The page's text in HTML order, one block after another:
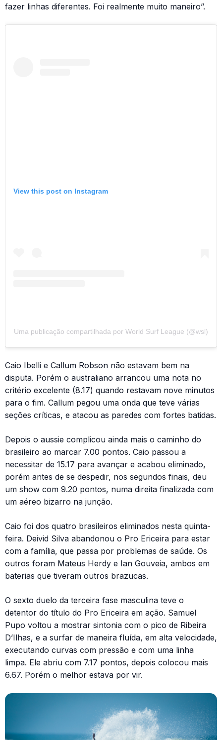
fazer linhas diferentes. Foi realmente muito maneiro”.
View this post on Instagram
Uma publicação compartilhada por World Surf League (@wsl)
Caio Ibelli e Callum Robson não estavam bem na
disputa. Porém o australiano arrancou uma nota no
critério excelente (8.17) quando restavam nove minutos
para o fim. Callum pegou uma onda que teve várias
seções críticas, e atacou as paredes com fortes batidas.
Depois o aussie complicou ainda mais o caminho do
brasileiro ao marcar 7.00 pontos. Caio passou a
necessitar de 15.17 para avançar e acabou eliminado,
porém antes de se despedir, nos segundos finais, deu
um show com 9.20 pontos, numa direita finalizada com
um aéreo bizarro na junção.
Caio foi dos quatro brasileiros eliminados nesta quinta-
feira. Deivid Silva abandonou o Pro Ericeira para estar
com a família, que passa por problemas de saúde. Os
outros foram Mateus Herdy e Ian Gouveia, ambos em
baterias que tiveram outros brazucas.
O sexto duelo da terceira fase masculina teve o
detentor do título do Pro Ericeira em ação. Samuel
Pupo voltou a mostrar sintonia com o pico de Ribeira
D’Ilhas, e a surfar de maneira fluída, em alta velocidade,
executando curvas com pressão e com uma linha
limpa. Ele abriu com 7.17 pontos, depois colocou mais
6.67. Porém o melhor estava por vir.